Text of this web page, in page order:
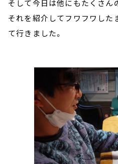
そして今日は他にもたくさん
それを紹介してフワフワした
て行きました。